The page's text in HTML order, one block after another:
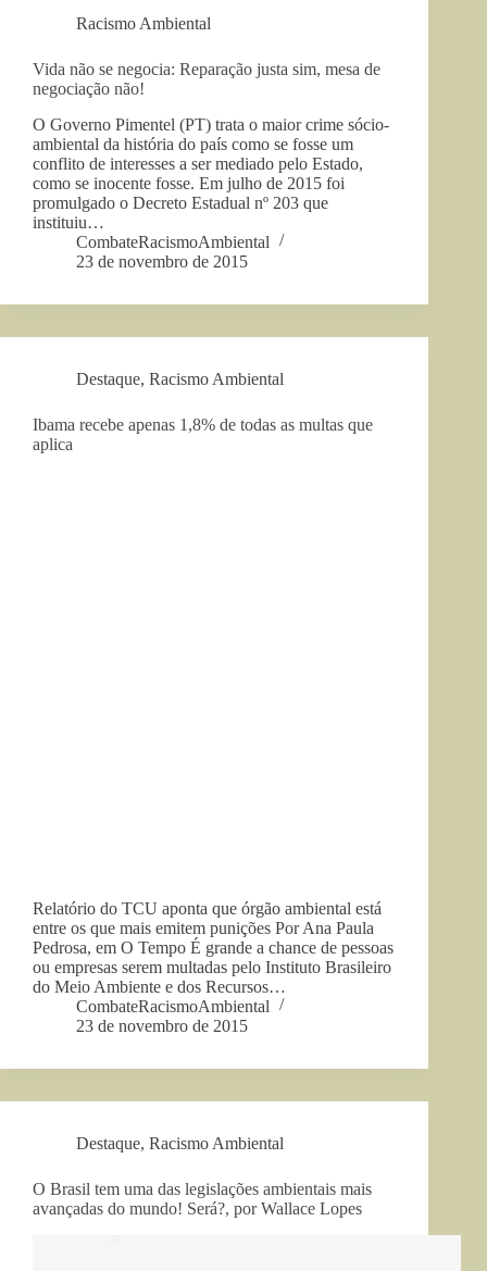
Racismo Ambiental
Vida não se negocia: Reparação justa sim, mesa de
negociação não!
O Governo Pimentel (PT) trata o maior crime sócio-
ambiental da história do país como se fosse um
conflito de interesses a ser mediado pelo Estado,
como se inocente fosse. Em julho de 2015 foi
promulgado o Decreto Estadual nº 203 que
instituiu…
CombateRacismoAmbiental
23 de novembro de 2015
Destaque, Racismo Ambiental
Ibama recebe apenas 1,8% de todas as multas que
aplica
Relatório do TCU aponta que órgão ambiental está
entre os que mais emitem punições Por Ana Paula
Pedrosa, em O Tempo É grande a chance de pessoas
ou empresas serem multadas pelo Instituto Brasileiro
do Meio Ambiente e dos Recursos…
CombateRacismoAmbiental
23 de novembro de 2015
Destaque, Racismo Ambiental
O Brasil tem uma das legislações ambientais mais
avançadas do mundo! Será?, por Wallace Lopes